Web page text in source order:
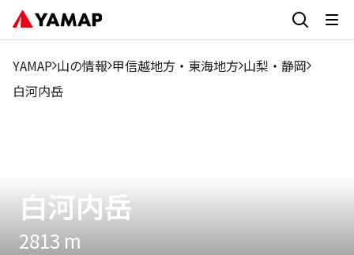
YAMAP 山の情報 甲信越地方 ・ 東海地方 山梨 ・ 静岡
白河内岳
白河内岳
2813 m
1月 2月 3月 4月 6月 7月 8月 9月
10
0.4%1.18%0.59%0.79%0%17%27.93%22.08%18.95%